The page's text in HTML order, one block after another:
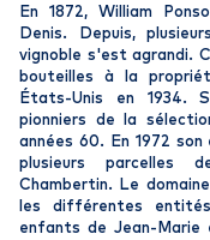
En 1872, William
Denis. Depuis,
vignoble s'est agrandi.
bouteilles à la
États-Unis en 1934.
pionniers de la
années 60. En 1972
plusieurs parcelles
Chambertin. Le
les différentes
enfants de Jean-Marie